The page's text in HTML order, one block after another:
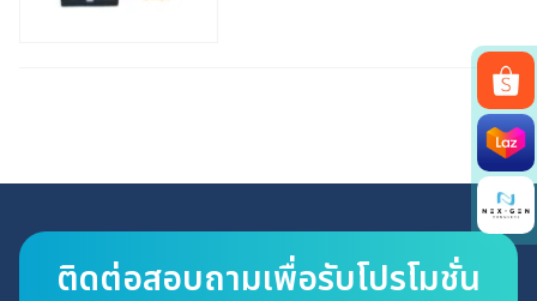
ติดต่อสอบถามเพื่อรับโปรโมชั่น